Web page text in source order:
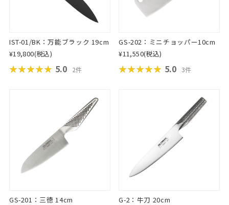
IST-01/BK：万能ブラック 19cm
¥19,800(税込)
★★★★★
★★★★★ 5.0 2件
GS-202：ミニチョッパー10cm
¥11,550(税込)
★★★★★
★★★★★ 5.0 3件
GS-201：三徳 14cm
G-2：牛刀 20cm